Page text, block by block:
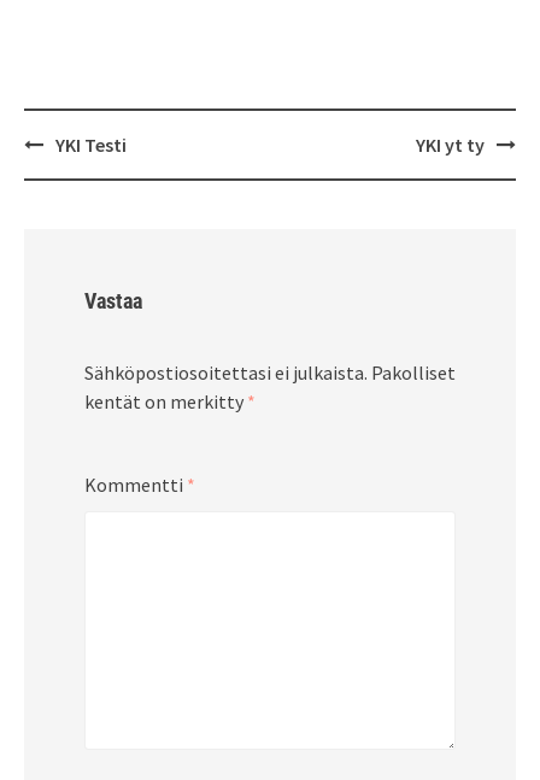
PostYKI Testi YKI yt ty
Vastaa
Sähköpostiosoitettasi ei julkaista. Pakolliset
kentät on merkitty *
Kommentti *